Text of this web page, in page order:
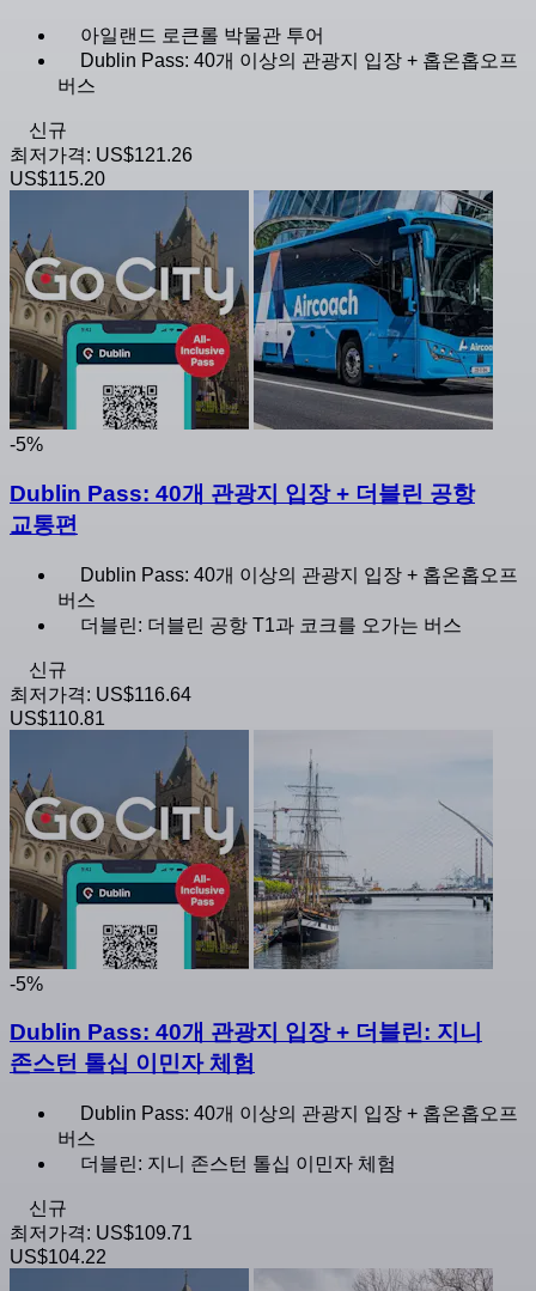
아일랜드 로큰롤 박물관 투어
Dublin Pass: 40개 이상의 관광지 입장 + 홉온홉오프
버스
신규
최저가격: US$121.26
US$115.20
-5%
Dublin Pass: 40개 관광지 입장 + 더블린 공항
교통편
Dublin Pass: 40개 이상의 관광지 입장 + 홉온홉오프
버스
더블린: 더블린 공항 T1과 코크를 오가는 버스
신규
최저가격: US$116.64
US$110.81
-5%
Dublin Pass: 40개 관광지 입장 + 더블린: 지니
존스턴 톨십 이민자 체험
Dublin Pass: 40개 이상의 관광지 입장 + 홉온홉오프
버스
더블린: 지니 존스턴 톨십 이민자 체험
신규
최저가격: US$109.71
US$104.22